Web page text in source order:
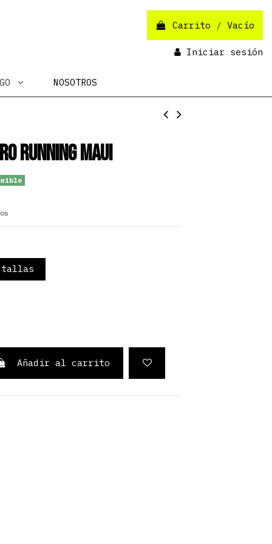
Carrito / Vacío
Iniciar sesión
NOSOTROS
Running Maui
tallas
Añadir al carrito